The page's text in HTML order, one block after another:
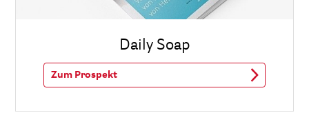
Daily Soap
Zum Prospekt